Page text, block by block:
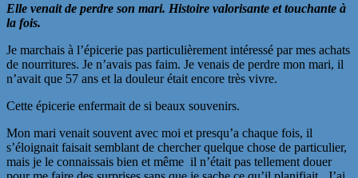
Elle venait de perdre son mari. Histoire valorisante et touchante à
la fois.
Je marchais à l’épicerie pas particulièrement intéressé par mes achats
de nourritures. Je n’avais pas faim. Je venais de perdre mon mari, il
n’avait que 57 ans et la douleur était encore très vivre.
Cette épicerie enfermait de si beaux souvenirs.
Mon mari venait souvent avec moi et presqu’a chaque fois, il
s’éloignait faisait semblant de chercher quelque chose de particulier,
mais je le connaissais bien et même il n’était pas tellement douer